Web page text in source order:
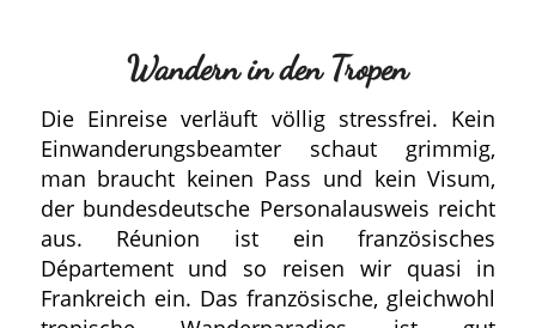
Wandern in den Tropen
Die Einreise verläuft völlig stressfrei. Kein
Einwanderungsbeamter schaut grimmig,
man braucht keinen Pass und kein Visum,
der bundesdeutsche Personalausweis reicht
aus. Réunion ist ein französisches
Département und so reisen wir quasi in
Frankreich ein. Das französische, gleichwohl